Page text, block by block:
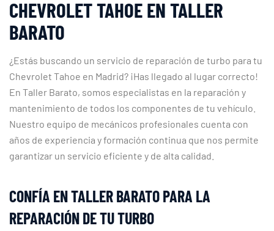
CHEVROLET TAHOE EN TALLER
BARATO
¿Estás buscando un servicio de reparación de turbo para tu
Chevrolet Tahoe en Madrid? ¡Has llegado al lugar correcto!
En Taller Barato, somos especialistas en la reparación y
mantenimiento de todos los componentes de tu vehículo.
Nuestro equipo de mecánicos profesionales cuenta con
años de experiencia y formación continua que nos permite
garantizar un servicio eficiente y de alta calidad.
CONFÍA EN TALLER BARATO PARA LA
REPARACIÓN DE TU TURBO